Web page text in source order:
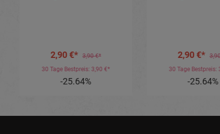
2,90 €*
3,90 €*
30 Tage Bestpreis: 3,90 €*
-25.64%
2,90 €*
30 Tage Bestpreis:
-25.64%